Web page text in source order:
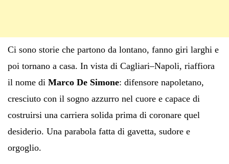
Ci sono storie che partono da lontano, fanno giri larghi e
poi tornano a casa. In vista di Cagliari–Napoli, riaffiora
il nome di Marco De Simone: difensore napoletano,
cresciuto con il sogno azzurro nel cuore e capace di
costruirsi una carriera solida prima di coronare quel
desiderio. Una parabola fatta di gavetta, sudore e
orgoglio.